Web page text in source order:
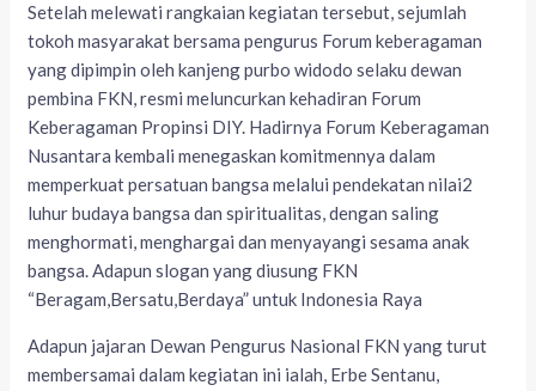
Setelah melewati rangkaian kegiatan tersebut, sejumlah
tokoh masyarakat bersama pengurus Forum keberagaman
yang dipimpin oleh kanjeng purbo widodo selaku dewan
pembina FKN, resmi meluncurkan kehadiran Forum
Keberagaman Propinsi DIY. Hadirnya Forum Keberagaman
Nusantara kembali menegaskan komitmennya dalam
memperkuat persatuan bangsa melalui pendekatan nilai2
luhur budaya bangsa dan spiritualitas, dengan saling
menghormati, menghargai dan menyayangi sesama anak
bangsa. Adapun slogan yang diusung FKN
“Beragam,Bersatu,Berdaya” untuk Indonesia Raya
Adapun jajaran Dewan Pengurus Nasional FKN yang turut
membersamai dalam kegiatan ini ialah, Erbe Sentanu,